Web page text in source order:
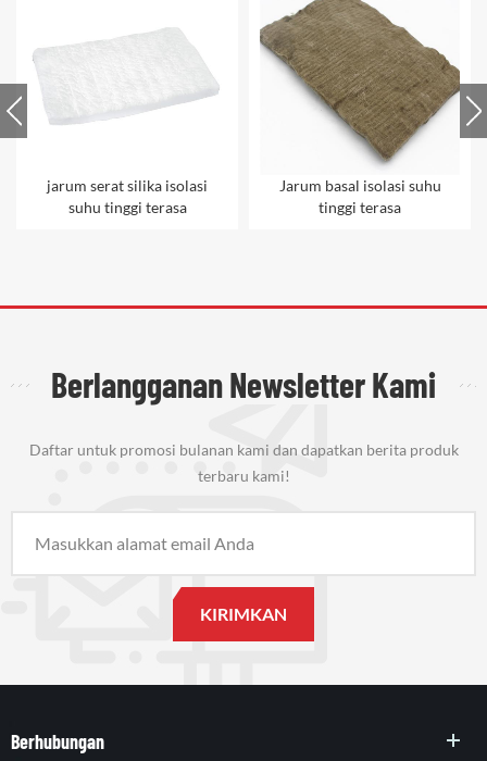
jarum serat silika isolasi
suhu tinggi terasa
Jarum basal isolasi suhu
tinggi terasa
Berlangganan Newsletter Kami
Daftar untuk promosi bulanan kami dan dapatkan berita produk
terbaru kami!
Berhubungan